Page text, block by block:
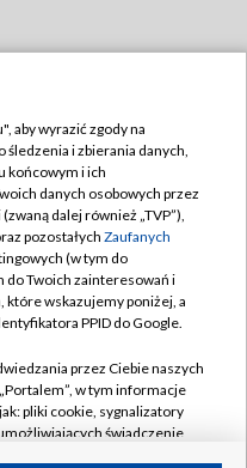
TVP
aby wyrazić zgody na
i zbierania danych,
końcowym i ich
danych osobowych przez
dalej również „TVP”),
pozostałych Zaufanych
(w tym do
do Twoich zainteresowań i
które wskazujemy poniżej, a
PPID do Google.
przez Ciebie naszych
w tym informacje
pliki cookie, sygnalizatory
świadczenie